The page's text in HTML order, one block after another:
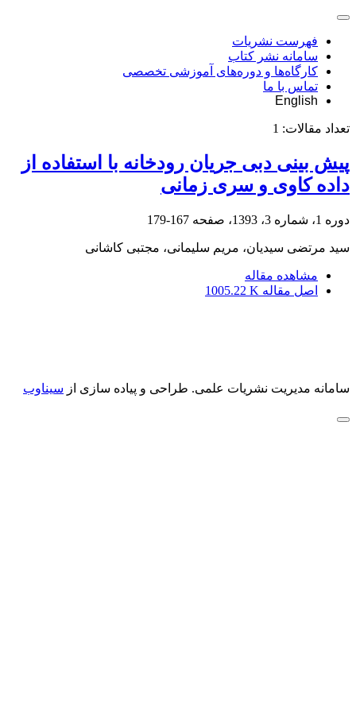
فهرست نشریات
سامانه نشر کتاب
کارگاه‌ها و دوره‌های آموزشی تخصصی
تماس با ما
English
تعداد مقالات: 1
پیش بینی دبی جریان رودخانه با استفاده از
داده کاوی و سری زمانی
دوره 1، شماره 3، 1393، صفحه 167-179
سید مرتضی سیدیان، مریم سلیمانی، مجتبی کاشانی
مشاهده مقاله
اصل مقاله 1005.22 K
سامانه مدیریت نشریات علمی. طراحی و پیاده سازی از سیناوب